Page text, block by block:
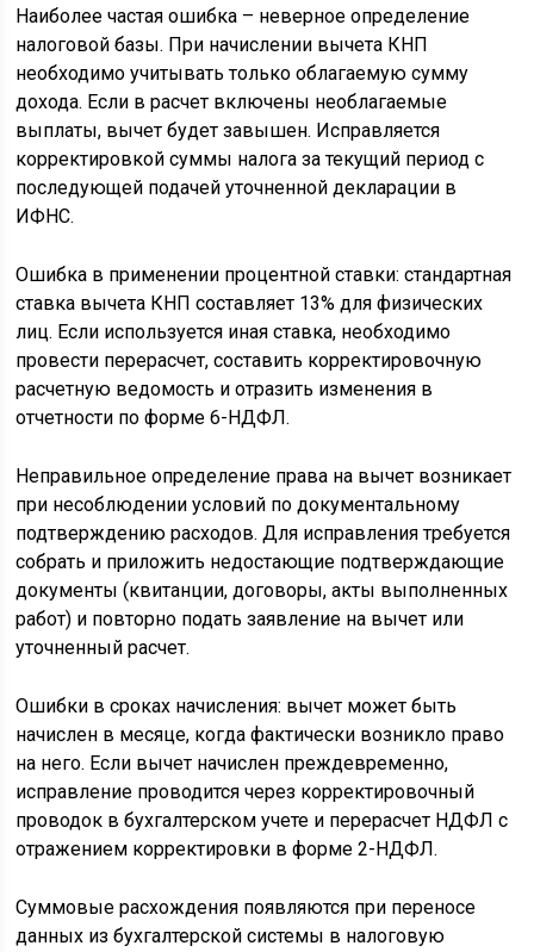
Наиболее частая ошибка – неверное определение
налоговой базы. При начислении вычета КНП
необходимо учитывать только облагаемую сумму
дохода. Если в расчет включены необлагаемые
выплаты, вычет будет завышен. Исправляется
корректировкой суммы налога за текущий период с
последующей подачей уточненной декларации в
ИФНС.
Ошибка в применении процентной ставки: стандартная
ставка вычета КНП составляет 13% для физических
лиц. Если используется иная ставка, необходимо
провести перерасчет, составить корректировочную
расчетную ведомость и отразить изменения в
отчетности по форме 6-НДФЛ.
Неправильное определение права на вычет возникает
при несоблюдении условий по документальному
подтверждению расходов. Для исправления требуется
собрать и приложить недостающие подтверждающие
документы (квитанции, договоры, акты выполненных
работ) и повторно подать заявление на вычет или
уточненный расчет.
Ошибки в сроках начисления: вычет может быть
начислен в месяце, когда фактически возникло право
на него. Если вычет начислен преждевременно,
исправление проводится через корректировочный
проводок в бухгалтерском учете и перерасчет НДФЛ с
отражением корректировки в форме 2-НДФЛ.
Суммовые расхождения появляются при переносе
данных из бухгалтерской системы в налоговую